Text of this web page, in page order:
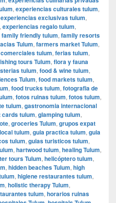
, experiencias culturales tulum,
experiencias exclusivas tulum,
, experiencias regalo tulum,
family friendly tulum, family resorts
Tulum, farmers market Tulum,
tulum, ferias tulum,
tours Tulum, flora y fauna
tulum, food & wine tulum,
Tulum, food markets tulum,
, food trucks tulum, fotografia de
, fotos ruinas tulum, fotos tulum,
tulum, gastronomia internacional
cards tulum, glamping tulum,
, groceries Tulum, grupos expat
tulum, guia practica tulum, guia
tulum, guias turisticos tulum,
, hartwood tulum, healing Tulum,
tours Tulum, helicóptero tulum,
, hidden beaches Tulum, high
, higiene restaurantes tulum,
, holistic therapy Tulum,
tulum, horarios ruinas